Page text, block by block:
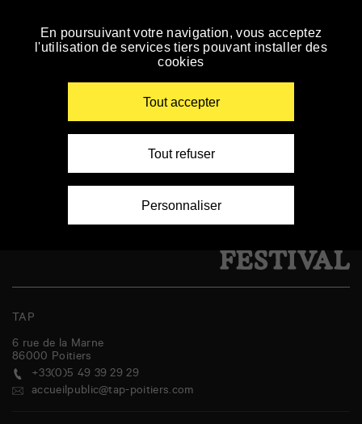
Skip
toCentre d’Animation de
Aucun résultat
TAP
6 rue de la Marne
86000 Poitiers
+33(0)5 49 39 29 29
accueilpublic@tap-poitiers.com
En poursuivant votre navigation, vous acceptez
l'utilisation de services tiers pouvant installer des
cookies
Tout accepter
Tout refuser
Personnaliser